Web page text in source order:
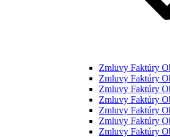
Zmluvy Faktúry
Zmluvy Faktúry
Zmluvy Faktúry
Zmluvy Faktúry
Zmluvy Faktúry
Zmluvy Faktúry
Zmluvy Faktúry